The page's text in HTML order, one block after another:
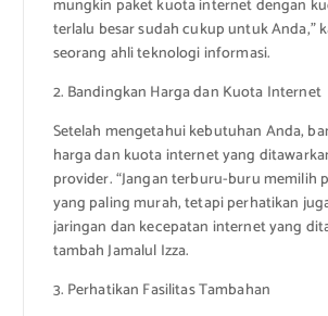
mungkin paket kuota internet dengan
terlalu besar sudah cukup untuk Anda,”
seorang ahli teknologi informasi.
2. Bandingkan Harga dan Kuota Internet
Setelah mengetahui kebutuhan Anda,
harga dan kuota internet yang
provider. “Jangan terburu-buru memilih
yang paling murah, tetapi perhatikan
jaringan dan kecepatan internet yang
tambah Jamalul Izza.
3. Perhatikan Fasilitas Tambahan